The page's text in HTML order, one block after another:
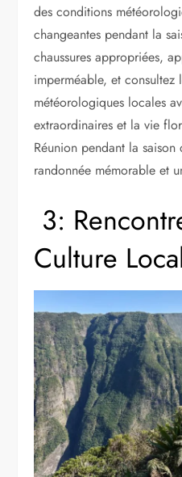
des conditions
changeantes pendant la
chaussures appropriées,
imperméable, et consultez
météorologiques locales
extraordinaires et la vie
Réunion pendant la
randonnée mémorable et
3:
Culture